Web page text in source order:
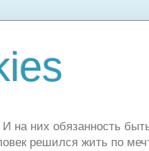
на них обязанность
решился жить по